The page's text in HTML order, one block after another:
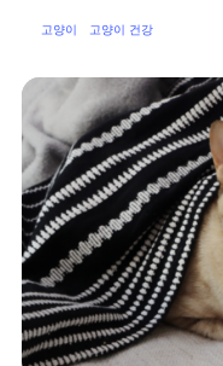
고양이 고양이 건강